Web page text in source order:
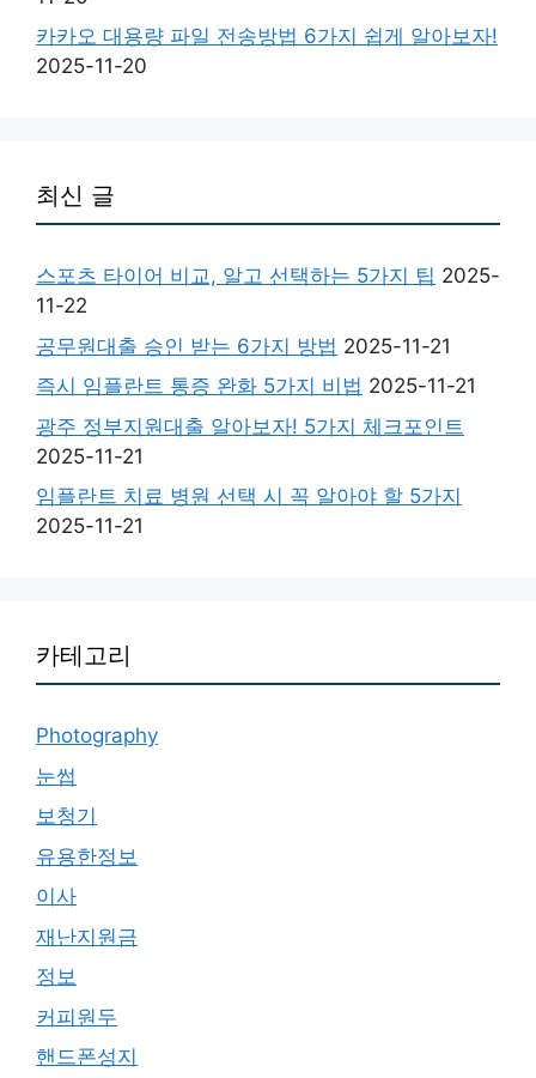
카카오 대용량 파일 전송방법 6가지 쉽게 알아보자!
2025-11-20
최신 글
스포츠 타이어 비교, 알고 선택하는 5가지 팁 2025-
11-22
공무원대출 승인 받는 6가지 방법 2025-11-21
즉시 임플란트 통증 완화 5가지 비법 2025-11-21
광주 정부지원대출 알아보자! 5가지 체크포인트
2025-11-21
임플란트 치료 병원 선택 시 꼭 알아야 할 5가지
2025-11-21
카테고리
Photography
눈썹
보청기
유용한정보
이사
재난지원금
정보
커피원두
핸드폰성지